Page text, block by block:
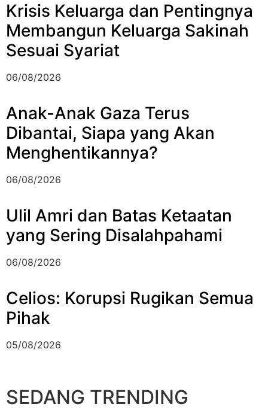
Krisis Keluarga dan Pentingnya
Membangun Keluarga Sakinah
Sesuai Syariat
06/08/2026
Anak-Anak Gaza Terus
Dibantai, Siapa yang Akan
Menghentikannya?
06/08/2026
Ulil Amri dan Batas Ketaatan
yang Sering Disalahpahami
06/08/2026
Celios: Korupsi Rugikan Semua
Pihak
05/08/2026
SEDANG TRENDING